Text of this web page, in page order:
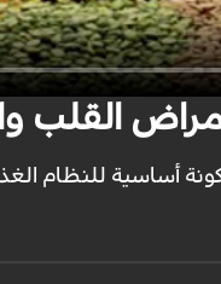
القلب
أساسية للنظام